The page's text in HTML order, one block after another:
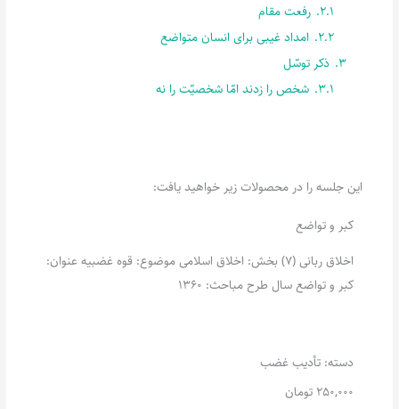
2.1. رفعت مقام
2.2. امداد غیبی برای انسان متواضع
3. ذکر توسّل
3.1. شخص را زدند امّا شخصیّت را نه
این جلسه را در محصولات زیر خواهید یافت:
کبر و تواضع
اخلاق ربانی (7) بخش: اخلاق اسلامی موضوع: قوه غضبیه عنوان:
کبر و تواضع سال طرح مباحث: 1360
دسته:تأدیب غضب
250,000 تومان